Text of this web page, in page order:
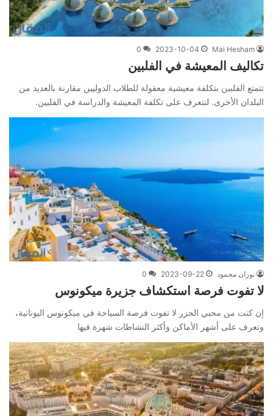
Mai Hesham
2023-10-04
0
تكاليف المعيشة في الفلبين
تتمتع الفلبين بتكلفة معيشية معقولة للطلاب الدوليين مقارنة بالعديد من
البلدان الأخرى. لنتعرف على تكلفة المعيشة والدراسة في الفلبين.
نوران محمود 2023-09-22
0
لا تفوت فرصة استكشاف جزيرة ميكونوس
إن كنت من محبي الجزر لا تفوت فرصة السياحة في ميكونوس اليونانية،
وتعرف على أشهر الأماكن وأكثر النشاطات شهرة فيها